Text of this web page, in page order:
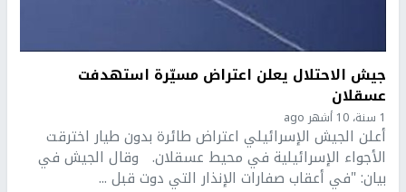
جيش الاحتلال يعلن اعتراض مسيّرة استهدفت
عسقلان
1 سنة، 10 أشهر ago
أعلن الجيش الإسرائيلي اعتراض طائرة بدون طيار اخترقت
الأجواء الإسرائيلية في محيط عسقلان. وقال الجيش في
بيان: "في أعقاب صفارات الإنذار التي دوت قبل ...